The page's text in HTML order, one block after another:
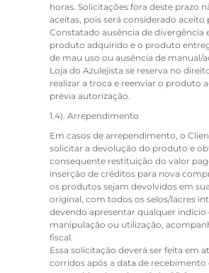
horas. Solicitações fora deste prazo
aceitas, pois será considerado aceito
Constatado ausência de divergência
produto adquirido e o produto
de mau uso ou ausência de manual/
Loja do Azulejista se reserva no
realizar a troca e reenviar o produto
prévia autorização.
1.4). Arrependimento
Em casos de arrependimento, o
solicitar a devolução do produto e
consequente restituição do valor
inserção de créditos para nova
os produtos sejam devolvidos em
original, com todos os selos/lacres
devendo apresentar qualquer indício
manipulação ou utilização,
fiscal.
Essa solicitação deverá ser feita em
corridos após a data de recebimento